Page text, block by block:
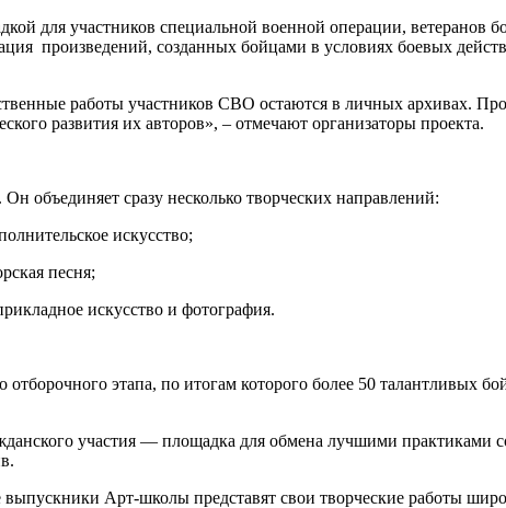
для участников специальной военной операции, ветеранов
произведений, созданных бойцами в условиях боевых
работы участников СВО остаются в личных архивах.
развития их авторов», – отмечают организаторы проекта.
объединяет сразу несколько творческих направлений:
искусство;
песня;
искусство и фотография.
этапа, по итогам которого более 50 талантливых
участия — площадка для обмена лучшими
Арт-школы представят свои творческие работы